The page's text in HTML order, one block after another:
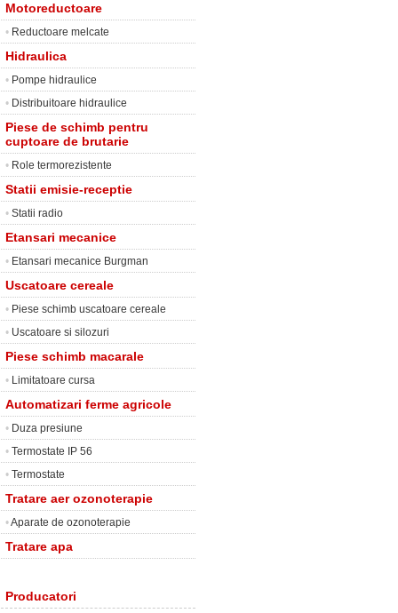
Motoreductoare
• Reductoare melcate
Hidraulica
• Pompe hidraulice
• Distribuitoare hidraulice
Piese de schimb pentru
cuptoare de brutarie
• Role termorezistente
Statii emisie-receptie
• Statii radio
Etansari mecanice
• Etansari mecanice Burgman
Uscatoare cereale
• Piese schimb uscatoare cereale
• Uscatoare si silozuri
Piese schimb macarale
• Limitatoare cursa
Automatizari ferme agricole
• Duza presiune
• Termostate IP 56
• Termostate
Tratare aer ozonoterapie
•Aparate de ozonoterapie
Tratare apa
Producatori